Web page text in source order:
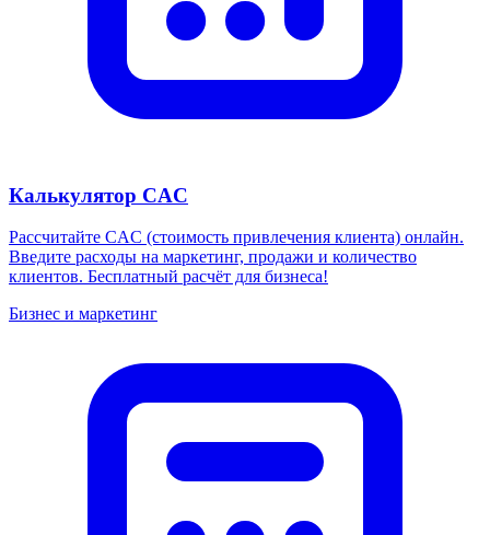
Калькулятор CAC
Рассчитайте CAC (стоимость привлечения клиента) онлайн.
Введите расходы на маркетинг, продажи и количество
клиентов. Бесплатный расчёт для бизнеса!
Бизнес и маркетинг